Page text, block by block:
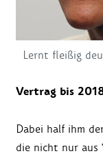
Lernt fleißig
Vertrag bis
Dabei half ihm
die nicht nur aus